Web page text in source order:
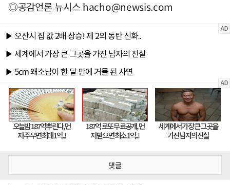
◎공감언론 뉴시스hacho@newsis.com
댓글